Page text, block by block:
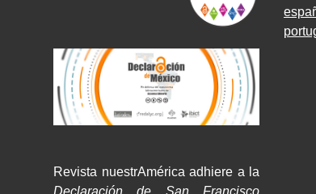
Revista nuestrAmérica adhiere a la